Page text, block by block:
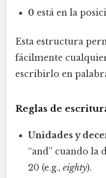
0 está en la
Esta estructura
fácilmente
escribirlo en
Reglas de
Unidades y
“and” cuando la
20 (e.g.,eighty).